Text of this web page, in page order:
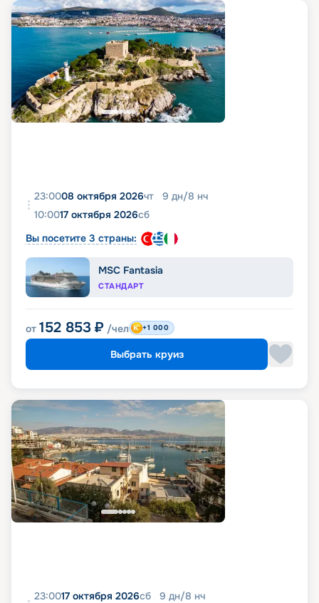
23:0008 октября 2026чт 9 дн/8 нч
10:0017 октября 2026сб
Вы посетите 3 страны:
MSC Fantasia
СТАНДАРТ
от 152 853 ₽ /чел +1 000
Выбрать круиз
23:0017 октября 2026сб 9 дн/8 нч